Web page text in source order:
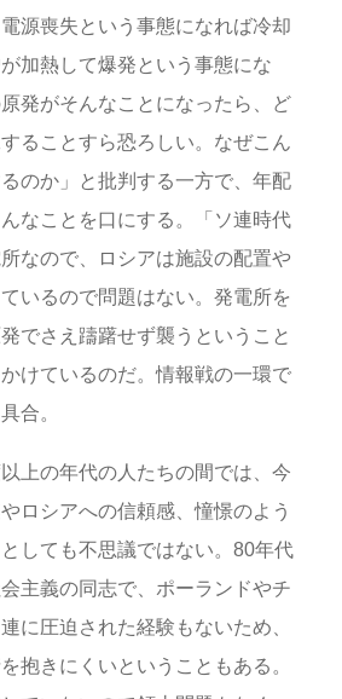
源喪失という事態になれば冷却
加熱して爆発という事態にな
発がそんなことになったら、ど
ることすら恐ろしい。なぜこん
のか」と批判する一方で、年配
なことを口にする。「ソ連時代
なので、ロシアは施設の配置や
いるので問題はない。発電所を
でさえ躊躇せず襲うということ
けているのだ。情報戦の一環で
合。
上の年代の人たちの間では、今
ロシアへの信頼感、憧憬のよう
しても不思議ではない。80年代
主義の同志で、ポーランドやチ
に圧迫された経験もないため、
抱きにくいということもある。